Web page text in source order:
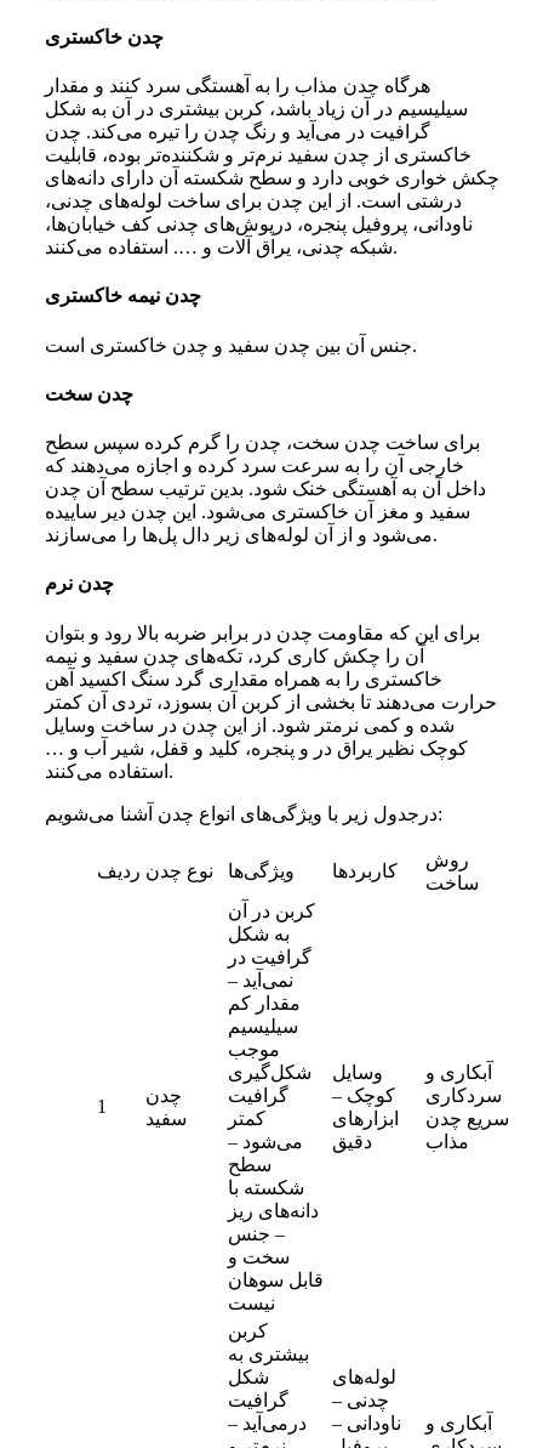
چدن خاکستری
هرگاه چدن مذاب را به آهستگی سرد کنند و مقدار
سیلیسیم در آن زیاد باشد، کربن بیشتری در آن به شکل
گرافیت در می‌آید و رنگ چدن را تیره می‌کند. چدن
خاکستری از چدن سفید نرم‌تر و شکننده‌تر بوده‌، قابلیت
چکش خواری خوبی دارد و سطح شکسته آن دارای دانه‌های
درشتی است. از این چدن برای ساخت لوله‌های چدنی،
ناودانی، پروفیل پنجره، درپوش‌های چدنی کف خیابان‌ها،
شبکه چدنی‌، یراق آلات و …. استفاده می‌کنند.
چدن نیمه خاکستری
جنس آن بین چدن سفید و چدن خاکستری است.
چدن سخت
برای ساخت چدن سخت، چدن را گرم کرده سپس سطح
خارجی آن را به سرعت سرد کرده و اجازه می‌دهند که
داخل آن به آهستگی خنک شود. بدین ترتیب سطح آن چدن
سفید و مغز آن خاکستری می‌شود. این چدن دیر ساییده
می‌شود و از آن لوله‌های زیر دال پل‌ها را می‌سازند.
چدن نرم
برای این که مقاومت چدن در برابر ضربه بالا رود و بتوان
آن را چکش کاری کرد، تکه‌های چدن سفید و نیمه
خاکستری را به همراه مقداری گرد سنگ اکسید آهن
حرارت می‌دهند تا بخشی از کربن آن بسوزد، تردی آن کمتر
شده و کمی نرمتر شود. از این چدن در ساخت وسایل
کوچک نظیر یراق در و پنجره، کلید و قفل، شیر آب و …
استفاده می‌کنند.
درجدول زیر با ویژگی‌های انواع چدن آشنا می‌شویم:
ردیف نوع چدن ویژگی‌ها کاربردها
روش
ساخت
1
چدن
سفید
کربن در آن
به شکل
گرافیت در
نمی‌آید –
مقدار کم
سیلیسیم
موجب
شکل‌گیری
گرافیت
کمتر
می‌شود –
سطح
شکسته با
دانه‌های ریز
– جنس
سخت و
قابل سوهان
نیست
وسایل
کوچک –
ابزارهای
دقیق
آبکاری و
سردکاری
سریع چدن
مذاب
کربن
بیشتری به
شکل
گرافیت
درمی‌آید –
لوله‌های
چدنی –
ناودانی –
آبکاری و